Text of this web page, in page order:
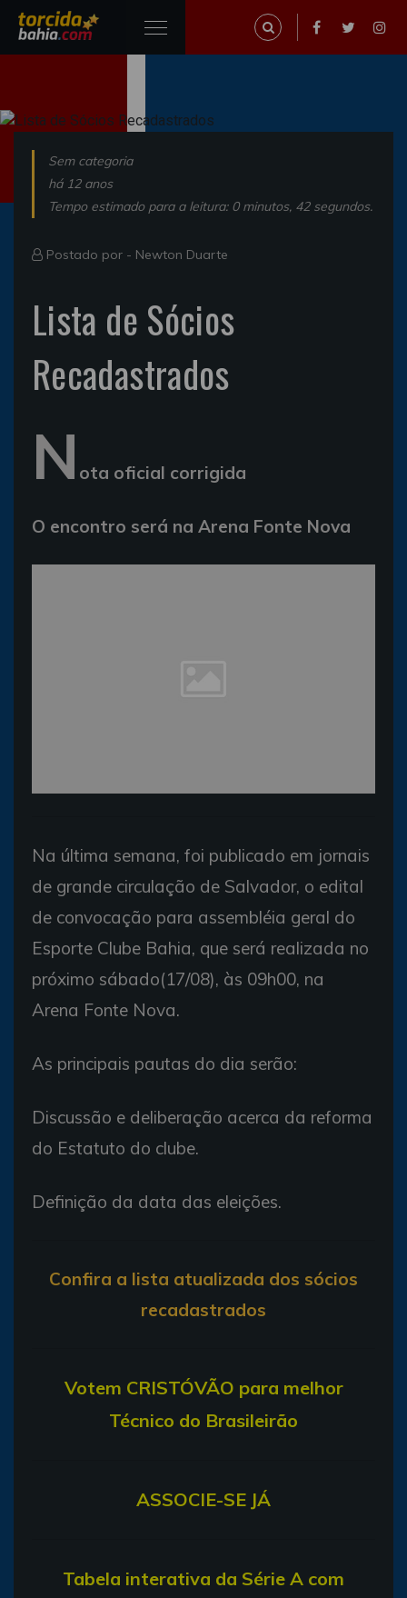
Sem categoria
há 12 anos
Tempo estimado para a leitura: 0 minutos, 42 segundos.
Postado por - Newton Duarte
Lista de Sócios
Recadastrados
N ota oficial corrigida
O encontro será na Arena Fonte Nova
Na última semana, foi publicado em jornais
de grande circulação de Salvador, o edital
de convocação para assembléia geral do
Esporte Clube Bahia, que será realizada no
próximo sábado(17/08), às 09h00, na
Arena Fonte Nova.
As principais pautas do dia serão:
Discussão e deliberação acerca da reforma
do Estatuto do clube.
Definição da data das eleições.
Confira a lista atualizada dos sócios
recadastrados
Votem CRISTÓVÃO para melhor
Técnico do Brasileirão
ASSOCIE-SE JÁ
Tabela interativa da Série A com